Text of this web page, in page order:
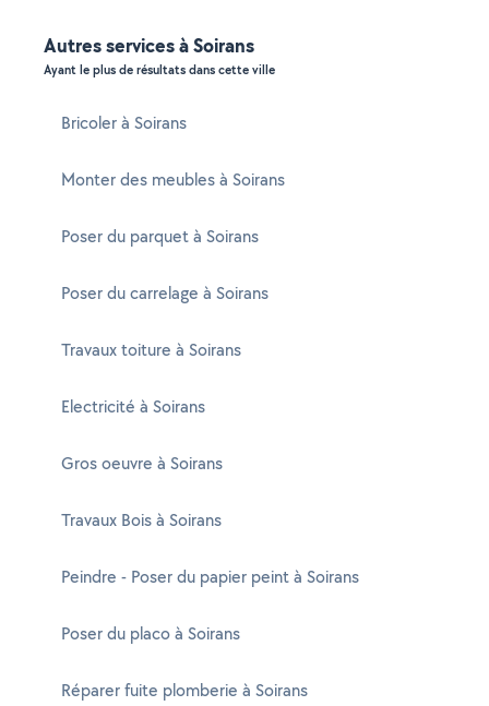
Autres services à Soirans
Ayant le plus de résultats dans cette ville
Bricoler à Soirans
Monter des meubles à Soirans
Poser du parquet à Soirans
Poser du carrelage à Soirans
Travaux toiture à Soirans
Electricité à Soirans
Gros oeuvre à Soirans
Travaux Bois à Soirans
Peindre - Poser du papier peint à Soirans
Poser du placo à Soirans
Réparer fuite plomberie à Soirans